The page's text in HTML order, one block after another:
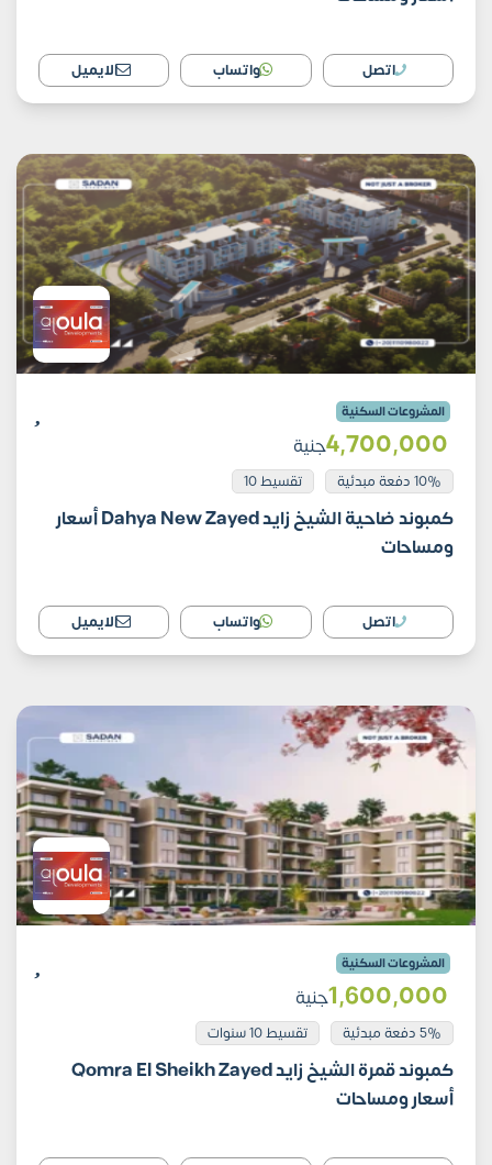
اتصل واتساب الايميل
المشروعات السكنية
4٬700٬000جنية
10% دفعة مبدئية تقسيط 10
كمبوند ضاحية الشيخ زايد Dahya New Zayed أسعار
ومساحات
اتصل واتساب الايميل
المشروعات السكنية
1٬600٬000جنية
5% دفعة مبدئية تقسيط 10 سنوات
كمبوند قمرة الشيخ زايد Qomra El Sheikh Zayed
أسعار ومساحات